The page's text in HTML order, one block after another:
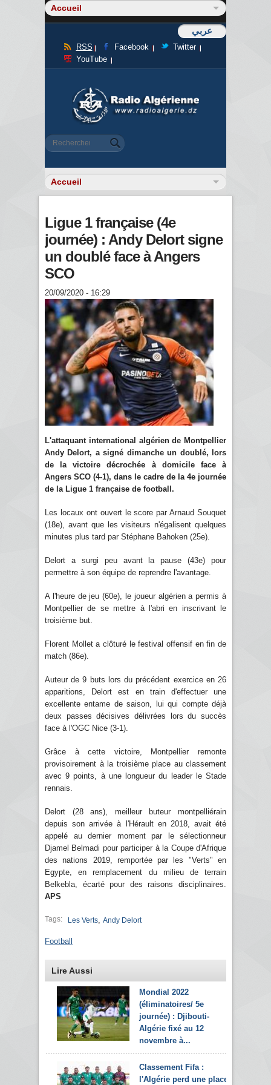
عربي
RSS Facebook
Twitter
YouTube
Formulaire de recherche
Rechercher
Ligue 1 française (4e
journée) : Andy Delort signe
un doublé face à Angers
SCO
20/09/2020 - 16:29
L'attaquant international algérien de Montpellier
Andy Delort, a signé dimanche un doublé, lors
de la victoire décrochée à domicile face à
Angers SCO (4-1), dans le cadre de la 4e journée
de la Ligue 1 française de football.
Les locaux ont ouvert le score par Arnaud Souquet
(18e), avant que les visiteurs n'égalisent quelques
minutes plus tard par Stéphane Bahoken (25e).
Delort a surgi peu avant la pause (43e) pour
permettre à son équipe de reprendre l'avantage.
A l'heure de jeu (60e), le joueur algérien a permis à
Montpellier de se mettre à l'abri en inscrivant le
troisième but.
Florent Mollet a clôturé le festival offensif en fin de
match (86e).
Auteur de 9 buts lors du précédent exercice en 26
apparitions, Delort est en train d'effectuer une
excellente entame de saison, lui qui compte déjà
deux passes décisives délivrées lors du succès
face à l'OGC Nice (3-1).
Grâce à cette victoire, Montpellier remonte
provisoirement à la troisième place au classement
avec 9 points, à une longueur du leader le Stade
rennais.
Delort (28 ans), meilleur buteur montpelliérain
depuis son arrivée à l'Hérault en 2018, avait été
appelé au dernier moment par le sélectionneur
Djamel Belmadi pour participer à la Coupe d'Afrique
des nations 2019, remportée par les "Verts" en
Egypte, en remplacement du milieu de terrain
Belkebla, écarté pour des raisons disciplinaires.
APS
Tags: Les Verts Andy Delort
Football
Lire Aussi
Mondial 2022
(éliminatoires/ 5e
journée) : Djibouti-
Algérie fixé au 12
novembre à...
Classement Fifa :
l'Algérie perd une place